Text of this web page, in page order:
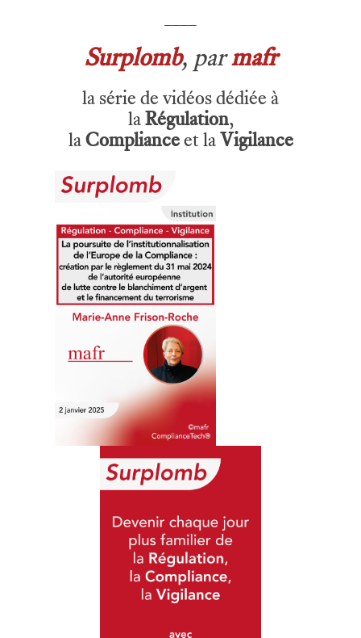
Surplomb, parmafr
la série de vidéos dédiée à
laRégulation,
laComplianceet laVigilance